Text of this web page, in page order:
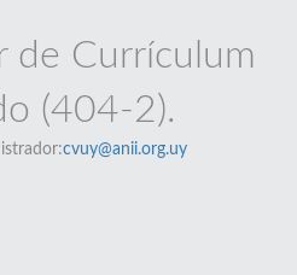
de Currículum
(404-2).
cvuy@anii.org.uy